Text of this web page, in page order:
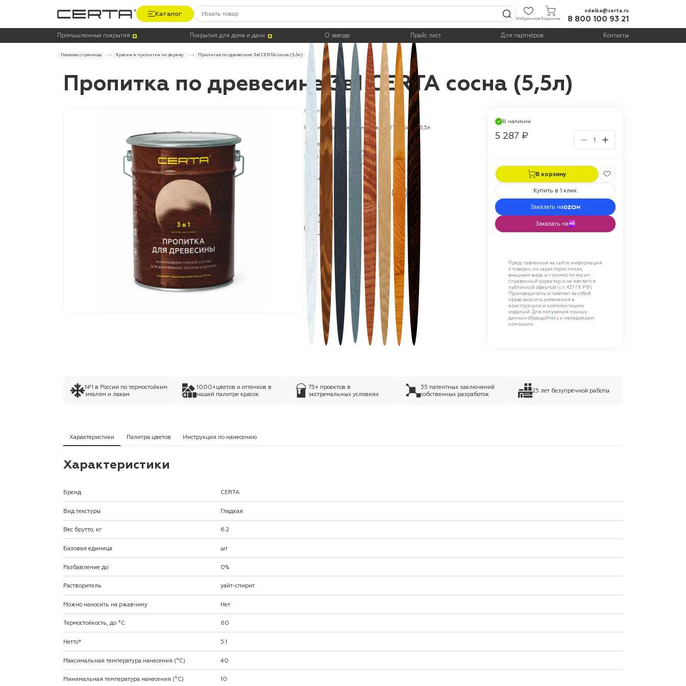
Каталог
ИзбранноеКорзина
sdelka@certa.ru
8 800 100 93 21
Промышленные покрытия Покрытия для дома и дачи О заводе Прайс лист Для партнёров Контакты
Главная страница Краски и пропитки по дереву Пропитка по древесине 3в1 CERTA сосна (5,5л)
Пропитка по древесине 3в1 CERTA сосна (5,5л)
Код товара: PDD014
Пропитка для древесины 3в1 CERTA "Сосна" 5,5л
Фасовка:
0.9 л 5.5 л
Цвета:
Термостойкость:
60 °C
В наличии
5 287 ₽
В корзину
Купить в 1 клик
Заказать на
Заказать на
Представленная на сайте информация
о товарах, их характеристиках,
внешнем виде и стоимости носит
справочный характер и не является
публичной офертой (ст. 437 ГК РФ).
Производитель оставляет за собой
право вносить изменения в
конструкцию и комплектацию
изделий. Для получения точных
данных обращайтесь к менеджерам
компании.
№1 в России по термостойким
эмалям и лакам
1000+цветов и оттенков в
нашей палитре красок
75+ проектов в
экстремальных условиях
35 патентных заключений
собственных разработок
25 лет безупречной работы
Характеристики Палитра цветов Инструкция по нанесению
Характеристики
Бренд CERTA
Вид текстуры Гладкая
Вес брутто, кг 6.2
Базовая единица шт
Разбавление до 0%
Растворитель уайт-спирит
Можно наносить на ржавчину Нет
Термостойкость, до °C 60
Нетто* 5.1
Максимальная температура нанесения (°С) 40
Минимальная температура нанесения (°С) 10